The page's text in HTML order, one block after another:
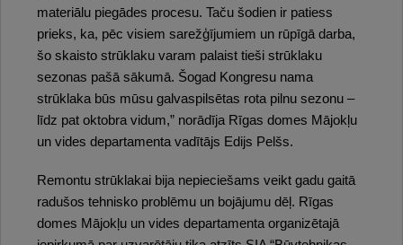
materiālu piegādes procesu. Taču šodien ir patiess
prieks, ka, pēc visiem sarežģījumiem un rūpīgā darba,
šo skaisto strūklaku varam palaist tieši strūklaku
sezonas pašā sākumā. Šogad Kongresu nama
strūklaka būs mūsu galvaspilsētas rota pilnu sezonu –
līdz pat oktobra vidum,” norādīja Rīgas domes Mājokļu
un vides departamenta vadītājs Edijs Pelšs.
Remontu strūklakai bija nepieciešams veikt gadu gaitā
radušos tehnisko problēmu un bojājumu dēļ. Rīgas
domes Mājokļu un vides departamenta organizētajā